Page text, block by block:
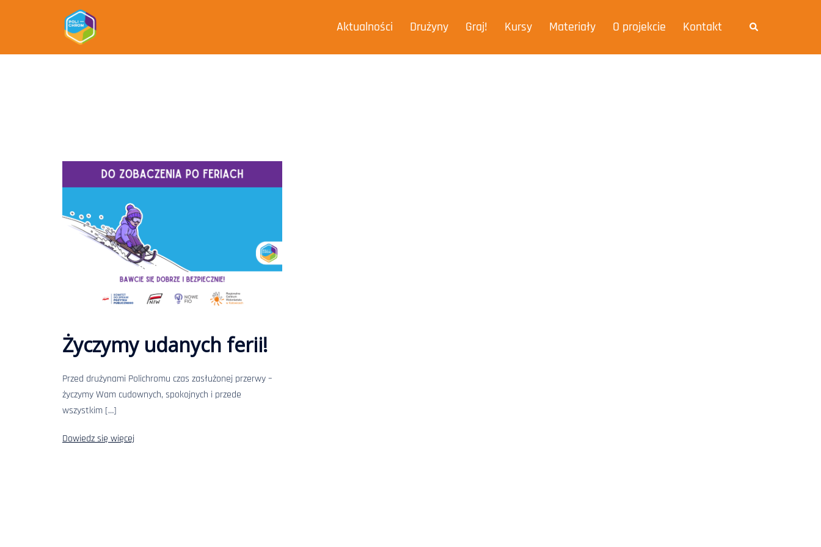
Aktualności Drużyny Graj! Kursy Materiały O projekcie Kontakt
Życzymy udanych ferii!
Przed drużynami Polichromu czas zasłużonej przerwy –
życzymy Wam cudownych, spokojnych i przede
wszystkim […]
Dowiedz się więcej